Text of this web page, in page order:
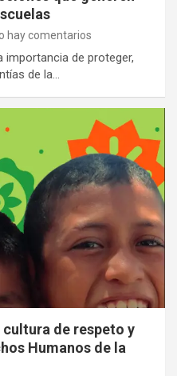
hay comentarios
importancia de proteger,
de la…
cultura de respeto y
Humanos de la